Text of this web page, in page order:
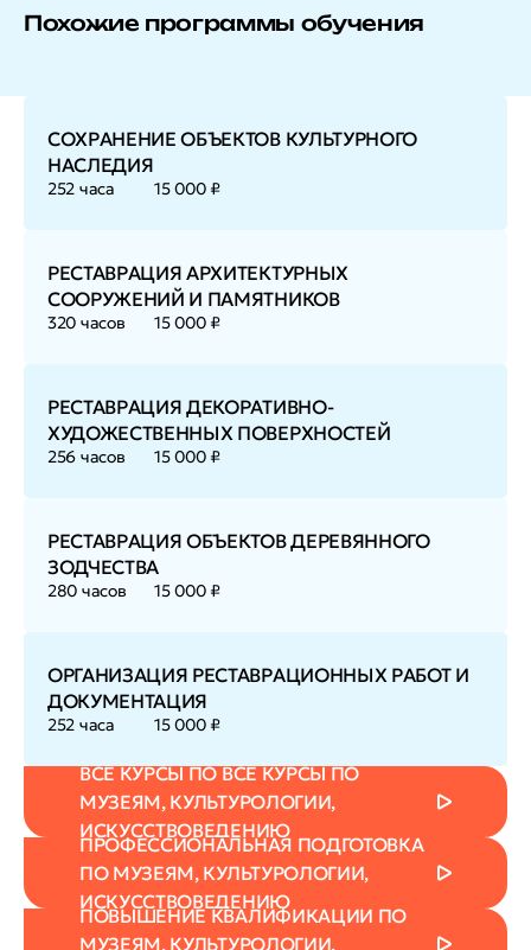
Похожие программы обучения
СОХРАНЕНИЕ ОБЪЕКТОВ КУЛЬТУРНОГО
НАСЛЕДИЯ
252 часа 15 000 ₽
РЕСТАВРАЦИЯ АРХИТЕКТУРНЫХ
СООРУЖЕНИЙ И ПАМЯТНИКОВ
320 часов 15 000 ₽
РЕСТАВРАЦИЯ ДЕКОРАТИВНО-
ХУДОЖЕСТВЕННЫХ ПОВЕРХНОСТЕЙ
256 часов 15 000 ₽
РЕСТАВРАЦИЯ ОБЪЕКТОВ ДЕРЕВЯННОГО
ЗОДЧЕСТВА
280 часов 15 000 ₽
ОРГАНИЗАЦИЯ РЕСТАВРАЦИОННЫХ РАБОТ И
ДОКУМЕНТАЦИЯ
252 часа 15 000 ₽
ВСЕ КУРСЫ ПО ВСЕ КУРСЫ ПО
МУЗЕЯМ, КУЛЬТУРОЛОГИИ,
ИСКУССТВОВЕДЕНИЮ
ПРОФЕССИОНАЛЬНАЯ ПОДГОТОВКА
ПО МУЗЕЯМ, КУЛЬТУРОЛОГИИ,
ИСКУССТВОВЕДЕНИЮ
ПОВЫШЕНИЕ КВАЛИФИКАЦИИ ПО
МУЗЕЯМ, КУЛЬТУРОЛОГИИ,